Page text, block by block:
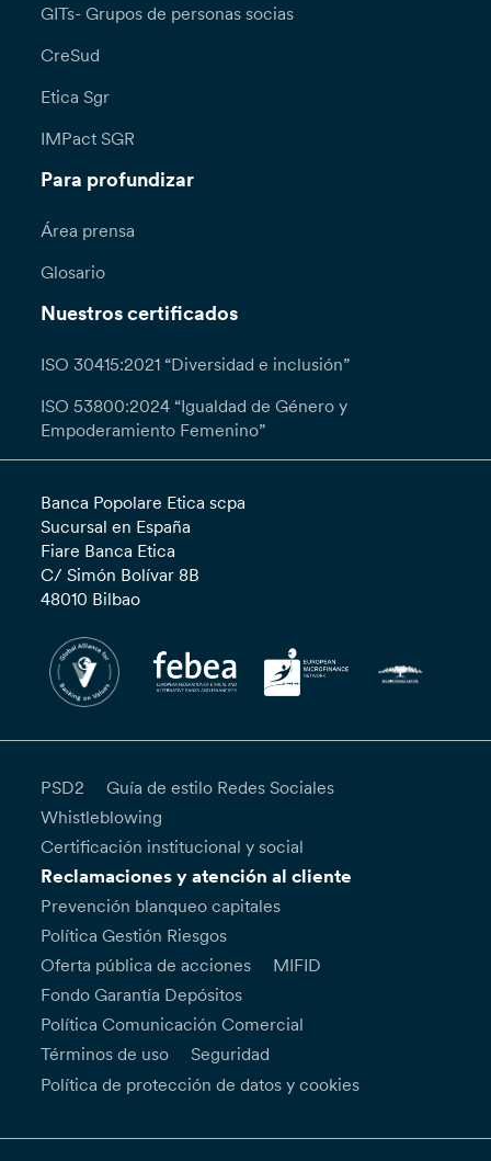
GITs- Grupos de personas socias
CreSud
Etica Sgr
IMPact SGR
Para profundizar
Área prensa
Glosario
Nuestros certificados
ISO 30415:2021 “Diversidad e inclusión”
ISO 53800:2024 “Igualdad de Género y
Empoderamiento Femenino”
Banca Popolare Etica scpa
Sucursal en España
Fiare Banca Etica
C/ Simón Bolívar 8B
48010 Bilbao
PSD2
Guía de estilo Redes Sociales
Whistleblowing
Certificación institucional y social
Reclamaciones y atención al cliente
Prevención blanqueo capitales
Política Gestión Riesgos
Oferta pública de acciones
MIFID
Fondo Garantía Depósitos
Política Comunicación Comercial
Términos de uso
Seguridad
Política de protección de datos y cookies